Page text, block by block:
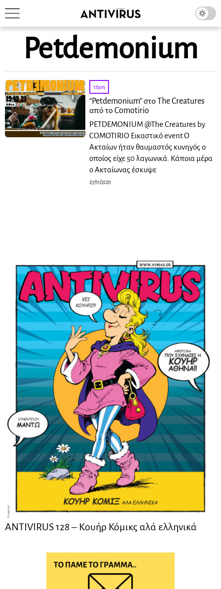
Petdemonium
τέχνη
“Petdemonium” στο The Creatures
από το Comotirio
PETDEMONIUM @The Creatures by
COMOTIRIO Εικαστικό event Ο
Ακταίων ήταν θαυμαστός κυνηγός ο
οποίος είχε 50 λαγωνικά. Κάποια μέρα
ο Ακταίωνας έσκυψε
27/11/2021
ANTIVIRUS 128 – Kουήρ Κόμικς αλά ελληνικά